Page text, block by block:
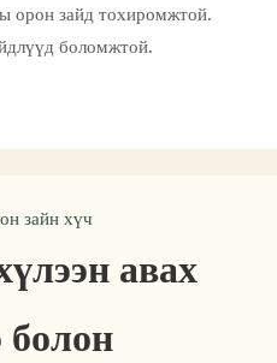
орон зайд тохиромжтой.
боломжтой.
зайн хүч
авах